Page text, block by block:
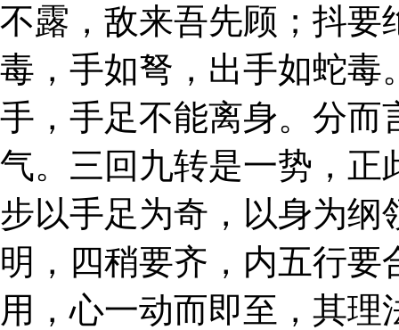
不露，敌来吾先顾；抖要
毒，手如弩，出手如蛇毒
手，手足不能离身。分而
气。三回九转是一势，正
步以手足为奇，以身为纲
明，四稍要齐，内五行
用，心一动而即至，其